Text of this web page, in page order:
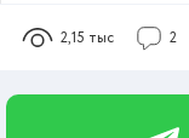
2,15 тыс 2